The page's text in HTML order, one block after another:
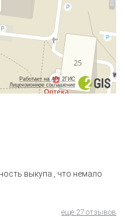
Работает на API 2ГИС
Лицензионное соглашение
выкупа , что немало
еще 27 отзывов